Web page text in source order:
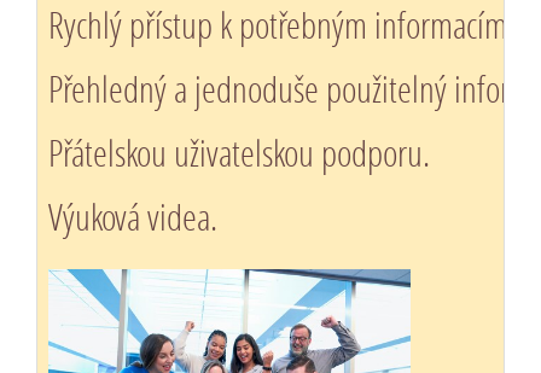
Rychlý přístup k potřebným informacím.
Přehledný a jednoduše použitelný
Přátelskou uživatelskou podporu.
Výuková videa.